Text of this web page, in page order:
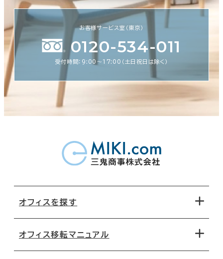
お客様サービス室（東京）
0120-534-011
受付時間：9:00〜17:00（土日祝日は除く）
オフィスを探す
オフィス移転マニュアル